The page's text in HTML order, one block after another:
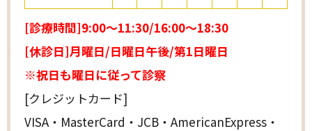
[診療時間]9:00～11:30/16:00～18:30
[休診日]月曜日/日曜日午後/第1日曜日
※祝日も曜日に従って診察
[クレジットカード]
VISA・MasterCard・JCB・AmericanExpress・